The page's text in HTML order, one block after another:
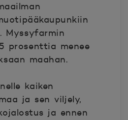
Myssyfarmin
prosenttia menee
maahan.
kaiken
ja sen viljely,
ja ennen